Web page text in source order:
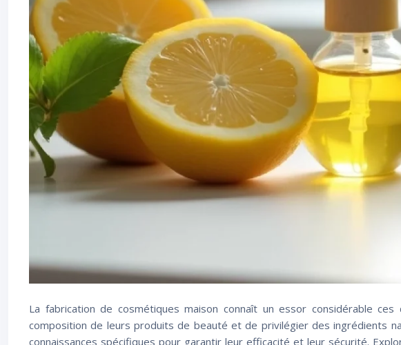
La fabrication de cosmétiques maison connaît un essor considérable
composition de leurs produits de beauté et de privilégier des ingrédients
connaissances spécifiques pour garantir leur efficacité et leur sécurité.